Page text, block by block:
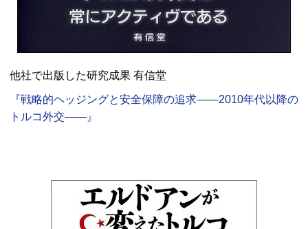
他社で出版した研究成果 有信堂
『戦略的ヘッジングと安全保障の追求――2010年代以降の
トルコ外交――』